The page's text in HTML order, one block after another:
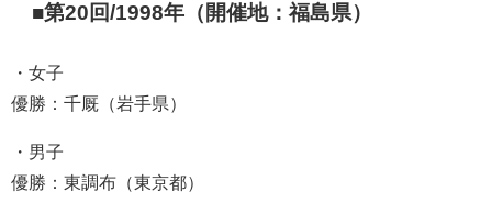
■第20回/1998年（開催地：福島県）
・女子
優勝：千厩（岩手県）
・男子
優勝：東調布（東京都）